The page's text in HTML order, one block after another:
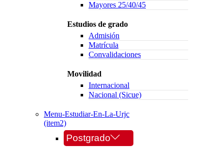
Mayores 25/40/45
Estudios de grado
Admisión
Matrícula
Convalidaciones
Movilidad
Internacional
Nacional (Sicue)
Menu-Estudiar-En-La-Urjc
(item2)
Postgrado